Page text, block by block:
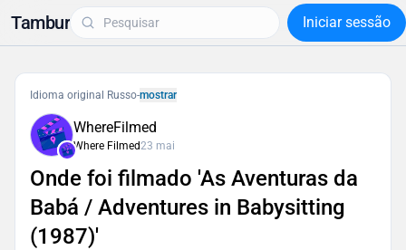
Tambur Iniciar sessão
Idioma original Russo-mostrar
WhereFilmed
Where Filmed23 mai
Onde foi filmado 'As Aventuras da
Babá / Adventures in Babysitting
(1987)'